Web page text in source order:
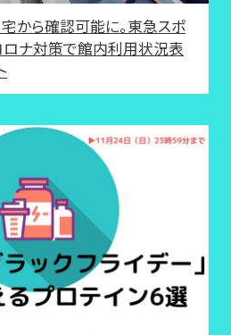
から確認可能に。東急スポ
ロナ対策で館内利用状況表